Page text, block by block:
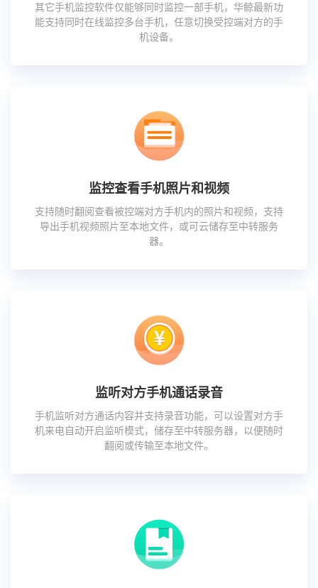
其它手机监控软件仅能够同时监控一部手机，华鲸最新功
能支持同时在线监控多台手机，任意切换受控端对方的手
机设备。
监控查看手机照片和视频
支持随时翻阅查看被控端对方手机内的照片和视频，支持
导出手机视频照片至本地文件，或可云储存至中转服务
器。
监听对方手机通话录音
手机监听对方通话内容并支持录音功能，可以设置对方手
机来电自动开启监听模式，储存至中转服务器，以便随时
翻阅或传输至本地文件。